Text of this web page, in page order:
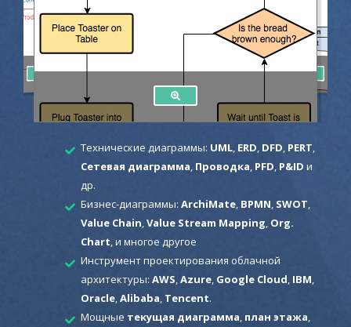
Технические диаграммы: UML, ERD DFD PERT
Сетевая диаграмма Проводка PFD P&ID и
др.
Бизнес-диаграммы: ArchiMate, BPMN SWOT
Value Chain Value Stream Mapping Org.
Chart , и многое другое
Инструмент проектирования облачной
архитектуры: AWS Azure, Google Cloud IBM
Oracle, Alibaba Tencent.
Мощные текущая диаграмма план этажа